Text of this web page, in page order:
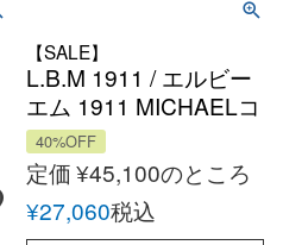
【SALE】
L.B.M 1911 / エルビー
エム 1911 MICHAELコ
ットンツイル 1プリー
ツテーパードパンツ
40%OFF
定価¥45,100のところ
¥27,060税込